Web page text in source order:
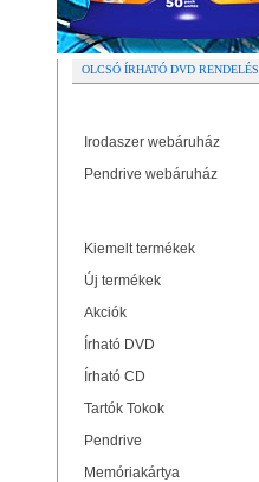
OLCSÓ ÍRHATÓ DVD RENDELÉS
Irodaszer webáruház
Pendrive webáruház
Kiemelt termékek
Új termékek
Akciók
Írható DVD
Írható CD
Tartók Tokok
Pendrive
Memóriakártya